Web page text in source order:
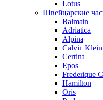
Lotus
Швейцарские
Balmain
Adriatica
Alpina
Calvin Klein
Certina
Epos
Frederique
Hamilton
Oris